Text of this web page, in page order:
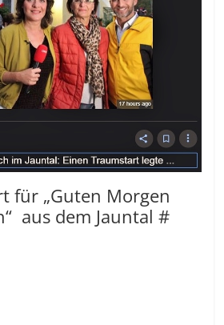
für „Guten Morgen
aus dem Jauntal #